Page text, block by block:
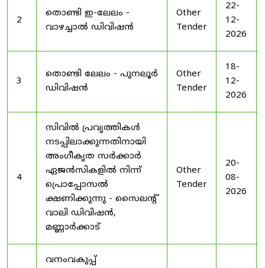
2
തൊണ്ടി ഇ-ലേലം -
വാഴച്ചാൽ ഡിവിഷൻ
Other
Tender
22-
12-
2026
3
തൊണ്ടി ലേലം - പുനലൂർ
ഡിവിഷൻ
Other
Tender
18-
12-
2026
4
സിവിൽ പ്രവൃത്തികൾ
നടപ്പിലാക്കുന്നതിനായി
അംഗീകൃത സർക്കാർ
ഏജൻസികളിൽ നിന്ന്
പ്രൊപ്പോസൽ
ക്ഷണിക്കുന്നു - സൈലന്റ്
വാലി ഡിവിഷൻ,
മണ്ണാർക്കാട്
Other
Tender
20-
08-
2026
വനംവകുപ്പ്